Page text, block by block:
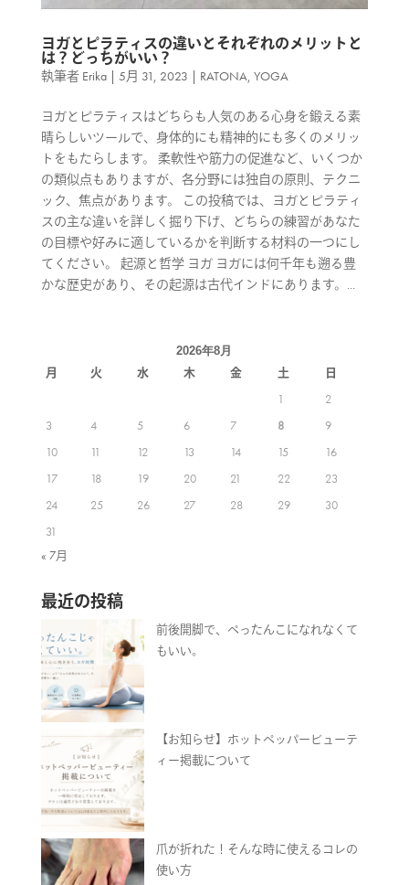
ヨガとピラティスの違いとそれぞれのメリットと
は？どっちがいい？
執筆者 Erika| 5月 31, 2023 RATONA, YOGA
ヨガとピラティスはどちらも人気のある心身を鍛える素
晴らしいツールで、身体的にも精神的にも多くのメリッ
トをもたらします。 柔軟性や筋力の促進など、いくつか
の類似点もありますが、各分野には独自の原則、テクニ
ック、焦点があります。 この投稿では、ヨガとピラティ
スの主な違いを詳しく掘り下げ、どちらの練習があなた
の目標や好みに適しているかを判断する材料の一つにし
てください。 起源と哲学 ヨガ ヨガには何千年も遡る豊
かな歴史があり、その起源は古代インドにあります。...
2026年8月
月 火 水 木 金 土
日
1
2
3
4 5 6 7 8
9
10
11 12 13 14 15
16
17
18 19 20 21 22
23
24
25 26 27 28 29
30
31
« 7月
最近の投稿
前後開脚で、ぺったんこになれなくて
もいい。
【お知らせ】ホットペッパービューテ
ィー掲載について
爪が折れた！そんな時に使えるコレの
使い方